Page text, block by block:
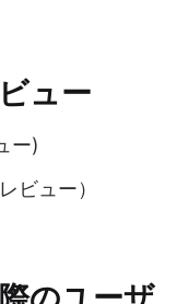
ュー
ー)
ビュー）
のユーザ